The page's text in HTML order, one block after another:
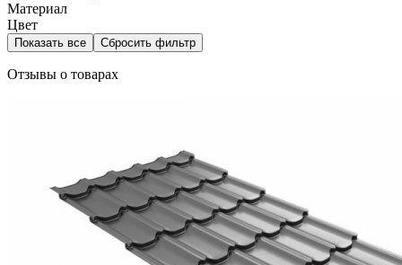
Материал
Цвет
Показать все Сбросить фильтр
Отзывы о товарах